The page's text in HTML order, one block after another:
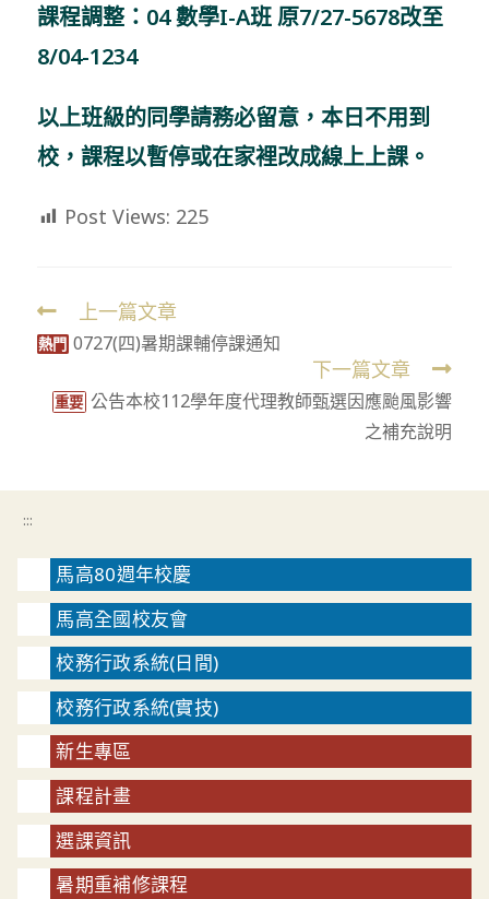
課程調整：04 數學I-A班 原7/27-5678改至
8/04-1234
以上班級的同學請務必留意，本日不用到
校，課程以暫停或在家裡改成線上上課。
Post Views: 225
Read
more
上一篇文章
熱門 0727(四)暑期課輔停課通知
下一篇文章
重要 公告本校112學年度代理教師甄選因應颱風影響
之補充說明
:::
馬高80週年校慶
馬高全國校友會
校務行政系統(日間)
校務行政系統(實技)
新生專區
課程計畫
選課資訊
暑期重補修課程